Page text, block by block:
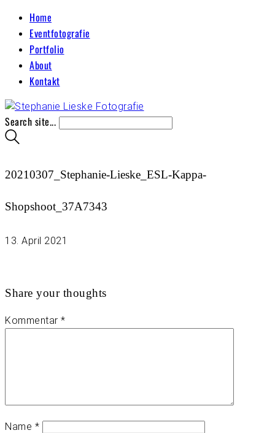
Home
Eventfotografie
Portfolio
About
Kontakt
Search site...
20210307_Stephanie-Lieske_ESL-Kappa-
Shopshoot_37A7343
13. April 2021
Share your thoughts
Kommentar *
Name *